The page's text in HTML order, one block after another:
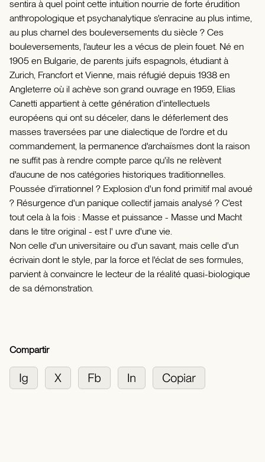
sentira à quel point cette intuition nourrie de forte érudition
anthropologique et psychanalytique s'enracine au plus intime,
au plus charnel des bouleversements du siècle ? Ces
bouleversements, l'auteur les a vécus de plein fouet. Né en
1905 en Bulgarie, de parents juifs espagnols, étudiant à
Zurich, Francfort et Vienne, mais réfugié depuis 1938 en
Angleterre où il achève son grand ouvrage en 1959, Elias
Canetti appartient à cette génération d'intellectuels
européens qui ont su déceler, dans le déferlement des
masses traversées par une dialectique de l'ordre et du
commandement, la permanence d'archaïsmes dont la raison
ne suffit pas à rendre compte parce qu'ils ne relèvent
d'aucune de nos catégories historiques traditionnelles.
Poussée d'irrationnel ? Explosion d'un fond primitif mal avoué
? Résurgence d'un panique collectif jamais analysé ? C'est
tout cela à la fois : Masse et puissance - Masse und Macht
dans le titre original - est l' uvre d'une vie.
Non celle d'un universitaire ou d'un savant, mais celle d'un
écrivain dont le style, par la force et l'éclat de ses formules,
parvient à convaincre le lecteur de la réalité quasi-biologique
de sa démonstration.
Compartir